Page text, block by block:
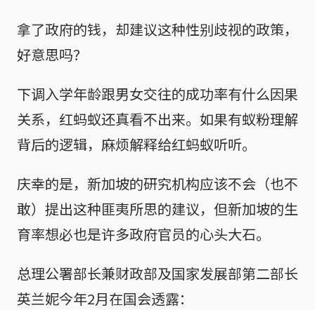
拿了政府的钱，却建议这种性别歧视的政策，
好意思吗？
下调入学年龄跟男女交往的成功率有什么因果
关系，红蚂蚁还真看不出来。如果有蚁粉理解
背后的逻辑，麻烦解释给红蚂蚁听听。
庆幸的是，新加坡的研究机构应该不会（也不
敢）提出这种匪夷所思的建议，但新加坡的生
育率想必也是许多政府官员的心头大石。
总理公署部长兼财政部及国家发展部第二部长
英兰妮今年2月在国会透露：